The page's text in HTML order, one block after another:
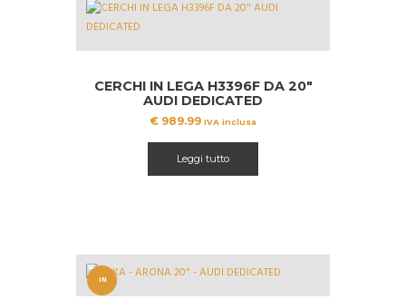
CERCHI IN LEGA H3396F DA 20″
AUDI DEDICATED
€ 989.99 IVA inclusa
Leggi tutto
IN